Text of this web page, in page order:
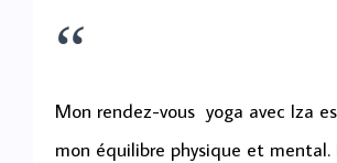
“
Mon rendez-vous yoga avec Iza
mon équilibre physique et mental.